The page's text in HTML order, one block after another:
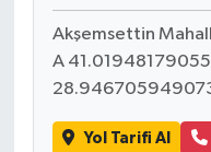
Akşemsettin
A
Yol Tarifi Al